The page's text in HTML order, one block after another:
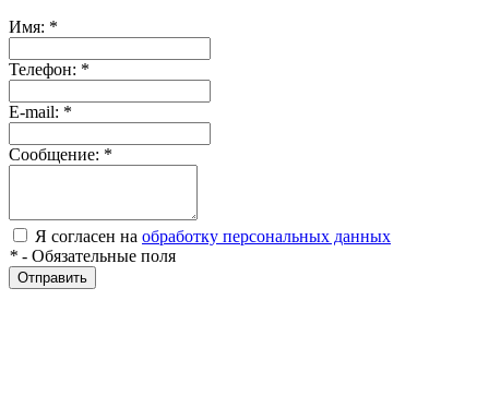
Имя: *
Телефон: *
E-mail: *
Сообщение: *
Я согласен на обработку персональных данных
* - Обязательные поля
Отправить